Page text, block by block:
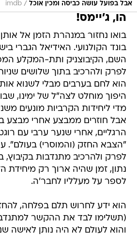
אבל בפועל עושה כביסה ומכין אוכל /
imdb
הו, ג'יימס!
בואו נחזור במנהרת הזמן אל
בונד הקולנועי. האידיאל הגברי
השם, הקיבוצניק ותת-המקלע
לפרק ולהרכיב בתוך שלושים
הוא לחם בערבים מבלי לשנוא
היפוך מוחלט לצה"ל של ימינו,
מדי ליחידות הקרביות מונעים
אבל חוזרים ממבצע אחרי מבצע
הרגליים, אחרי שנער ערבי עם
"הצבא החזק (והמוסרי) בעולם".
לפרק ולהרכיב מתנדבות בקיבוץ,
נתון, זמן שהיה ארוך רק מיחידת
לספר על מעלליו לחבר'ה.
הוא ידע לחרוש תלם בפלחה,
(תשלימו לבד את ההקשר
והוא לעולם לא היה נותן לאישה